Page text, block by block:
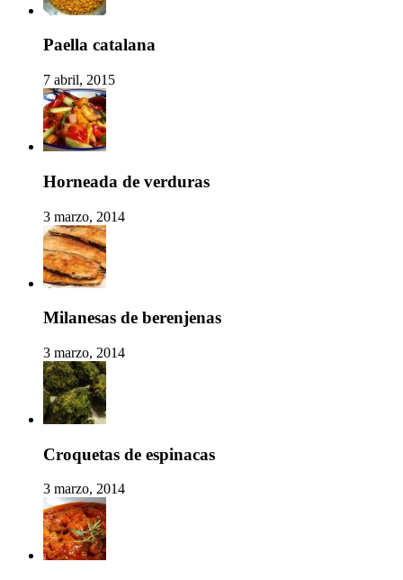
Paella catalana
7 abril, 2015
Horneada de verduras
3 marzo, 2014
Milanesas de berenjenas
3 marzo, 2014
Croquetas de espinacas
3 marzo, 2014